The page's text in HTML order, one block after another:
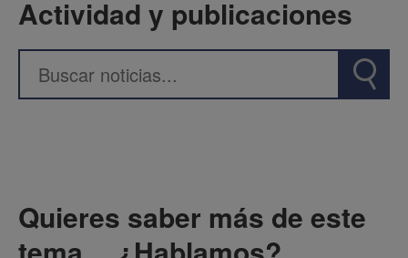
Actividad y publicaciones
Quieres saber más de este